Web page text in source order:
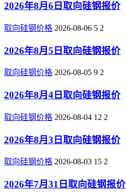
2026年8月6日取向硅钢报价
取向硅钢价格 2026-08-06 5 2
2026年8月5日取向硅钢报价
取向硅钢价格 2026-08-05 9 2
2026年8月4日取向硅钢报价
取向硅钢价格 2026-08-04 12 2
2026年8月3日取向硅钢报价
取向硅钢价格 2026-08-03 15 2
2026年7月31日取向硅钢报价